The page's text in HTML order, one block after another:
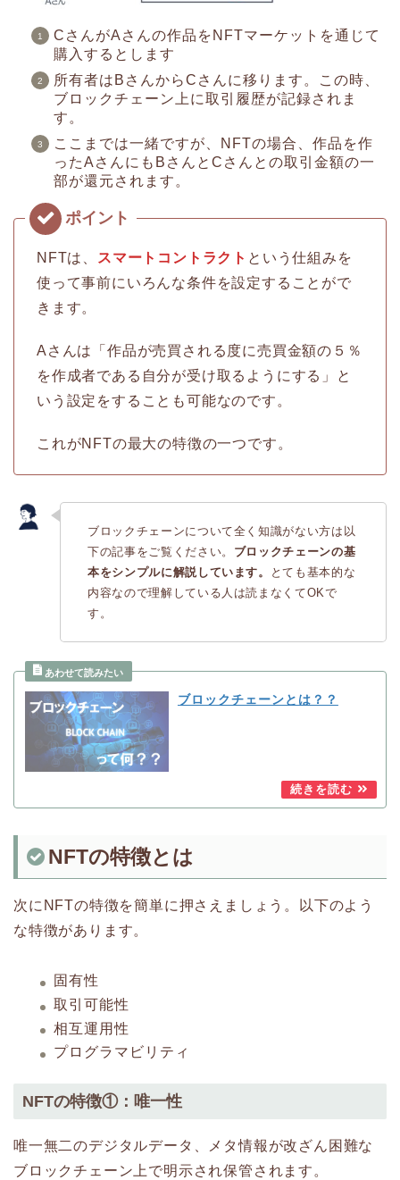
CさんがAさんの作品をNFTマーケットを通じて
購入するとします
所有者はBさんからCさんに移ります。この時、
ブロックチェーン上に取引履歴が記録されま
す。
ここまでは一緒ですが、NFTの場合、作品を作
ったAさんにもBさんとCさんとの取引金額の一
部が還元されます。
NFTは、 スマートコントラクト という仕組みを
使って事前にいろんな条件を設定することがで
きます。
Aさんは「作品が売買される度に売買金額の５％
を作成者である自分が受け取るようにする」と
いう設定をすることも可能なのです。
これがNFTの最大の特徴の一つです。
ブロックチェーンについて全く知識がない方は以
下の記事をご覧ください。 ブロックチェーンの基
本をシンプルに解説しています。
とても基本的な
内容なので理解している人は読まなくてOKで
す。
ブロックチェーンとは？？
NFTの特徴とは
次にNFTの特徴を簡単に押さえましょう。以下のよう
な特徴があります。
固有性
取引可能性
相互運用性
プログラマビリティ
NFTの特徴①：唯一性
唯一無二のデジタルデータ、メタ情報が改ざん困難な
ブロックチェーン上で明示され保管されます。